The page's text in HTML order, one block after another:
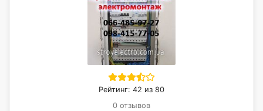
Рейтинг: 42 из 80
0 отзывов